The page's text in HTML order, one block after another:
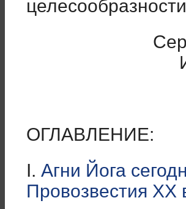
ОГЛАВЛЕНИЕ:
I. Агни Йога
Провозвестия ХХ